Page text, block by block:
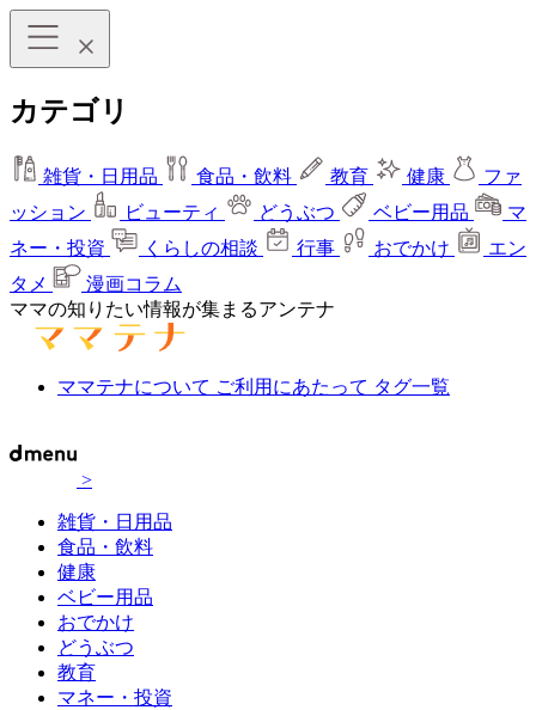
カテゴリ
雑貨・日用品 食品・飲料 教育 健康
ファ
ッション
ビューティ どうぶつ ベビー用品
マ
ネー・投資
くらしの相談 行事 おでかけ
エン
タメ
漫画コラム
ママの知りたい情報が集まるアンテナ
ママテナについて ご利用にあたって タグ一覧
>
雑貨・日用品
食品・飲料
健康
ベビー用品
おでかけ
どうぶつ
教育
マネー・投資